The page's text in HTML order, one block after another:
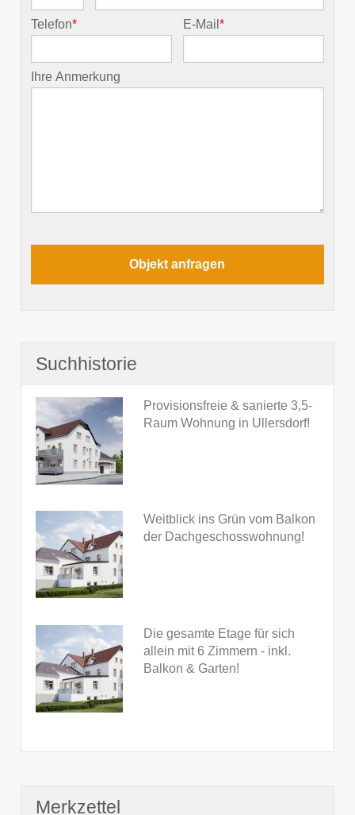
Telefon* E-Mail*
Ihre Anmerkung
Suchhistorie
Provisionsfreie & sanierte 3,5-
Raum Wohnung in Ullersdorf!
Weitblick ins Grün vom Balkon
der Dachgeschosswohnung!
Die gesamte Etage für sich
allein mit 6 Zimmern - inkl.
Balkon & Garten!
Merkzettel